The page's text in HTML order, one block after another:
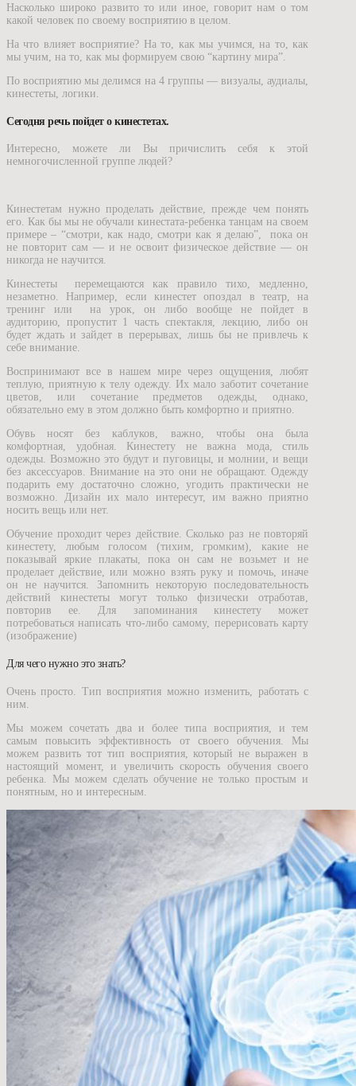
Насколько широко развито то или иное, говорит нам о том
какой человек по своему восприятию в целом.
На что влияет восприятие? На то, как мы учимся, на то, как
мы учим, на то, как мы формируем свою “картину мира”.
По восприятию мы делимся на 4 группы — визуалы, аудиалы,
кинестеты, логики.
Сегодня речь пойдет о кинестетах.
Интересно, можете ли Вы причислить себя к этой
немногочисленной группе людей?
Кинестетам нужно проделать действие, прежде чем понять
его. Как бы мы не обучали кинестата-ребенка танцам на своем
примере – “смотри, как надо, смотри как я делаю”, пока он
не повторит сам — и не освоит физическое действие — он
никогда не научится.
Кинестеты перемещаются как правило тихо, медленно,
незаметно. Например, если кинестет опоздал в театр, на
тренинг или на урок, он либо вообще не пойдет в
аудиторию, пропустит 1 часть спектакля, лекцию, либо он
будет ждать и зайдет в перерывах, лишь бы не привлечь к
себе внимание.
Воспринимают все в нашем мире через ощущения, любят
теплую, приятную к телу одежду. Их мало заботит сочетание
цветов, или сочетание предметов одежды, однако,
обязательно ему в этом должно быть комфортно и приятно.
Обувь носят без каблуков, важно, чтобы она была
комфортная, удобная. Кинестету не важна мода, стиль
одежды. Возможно это будут и пуговицы, и молнии, и вещи
без аксессуаров. Внимание на это они не обращают. Одежду
подарить ему достаточно сложно, угодить практически не
возможно. Дизайн их мало интересут, им важно приятно
носить вещь или нет.
Обучение проходит через действие. Сколько раз не повторяй
кинестету, любым голосом (тихим, громким), какие не
показывай яркие плакаты, пока он сам не возьмет и не
проделает действие, или можно взять руку и помочь, иначе
он не научится. Запомнить некоторую последовательность
действий кинестеты могут только физически отработав,
повторив ее. Для запоминания кинестету может
потребоваться написать что-либо самому, перерисовать карту
(изображение)
Для чего нужно это знать?
Очень просто. Тип восприятия можно изменить, работать с
ним.
Мы можем сочетать два и более типа восприятия, и тем
самым повысить эффективность от своего обучения. Мы
можем развить тот тип восприятия, который не выражен в
настоящий момент, и увеличить скорость обучения своего
ребенка. Мы можем сделать обучение не только простым и
понятным, но и интересным.